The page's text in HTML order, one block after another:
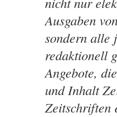
Ausgaben
sondern alle
redaktionell
Angebote,
und Inhalt
Zeitschriften